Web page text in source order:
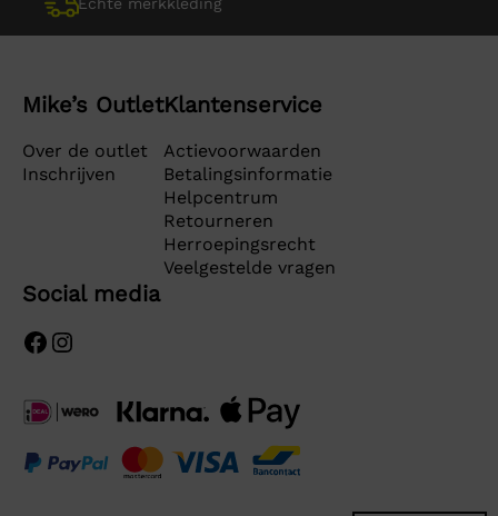
Mike’s Outlet
Over de outlet
Inschrijven
Klantenservice
Actievoorwaarden
Betalingsinformatie
Helpcentrum
Retourneren
Herroepingsrecht
Veelgestelde vragen
Social media
Facebook